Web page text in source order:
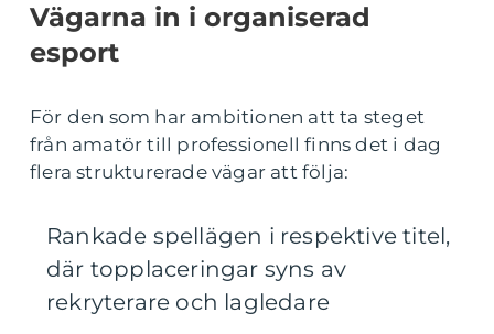
Vägarna in i organiserad
esport
För den som har ambitionen att ta steget
från amatör till professionell finns det i dag
flera strukturerade vägar att följa:
Rankade spellägen i respektive titel,
där topplaceringar syns av
rekryterare och lagledare